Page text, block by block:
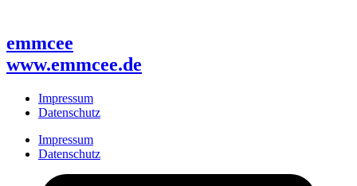
emmcee
www.emmcee.de
Impressum
Datenschutz
Impressum
Datenschutz